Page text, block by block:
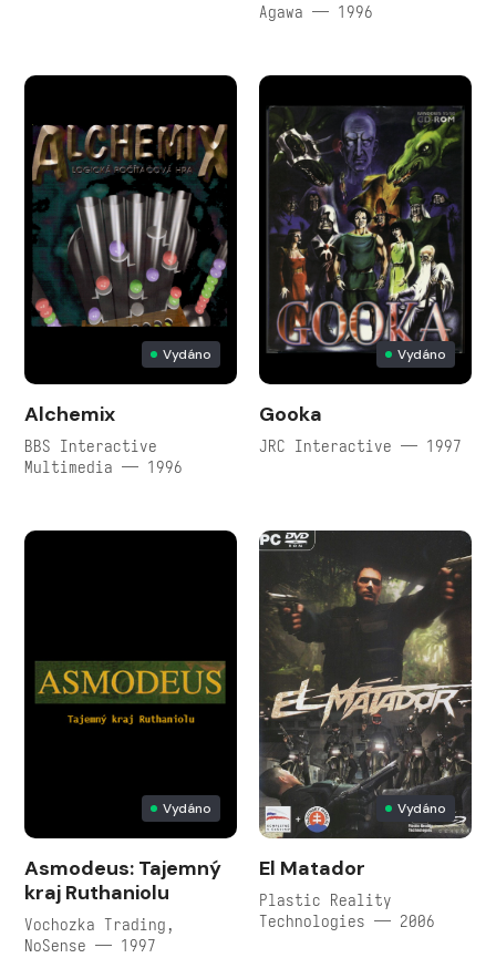
Agawa — 1996
Vydáno
Alchemix
BBS Interactive
Multimedia — 1996
Vydáno
Gooka
JRC Interactive — 1997
Vydáno
Asmodeus: Tajemný
kraj Ruthaniolu
Vochozka Trading,
NoSense — 1997
Vydáno
El Matador
Plastic Reality
Technologies — 2006